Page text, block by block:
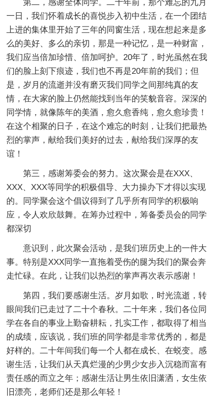
第二，感谢全体同学。二十年前，那个难忘的九月
一日，我们怀着成长的喜悦步入初中生活，在一个团结
上进的集体里开始了三年的同窗生活，现在想起来是多
么的美好、多么的亲切，那是一种记忆，是一种财富，
我们应当倍加珍惜、倍加呵护。20年了，时光虽然在我
们的脸上刻下痕迹，我们也不再是20年前的我们；但
是，岁月的流逝并没有磨灭我们同学之间那纯真的友
情，在大家的脸上仍然能找到当年的笑貌音容。深深的
同学情，就像陈年的美酒，愈久愈香纯，愈久愈珍贵！
在这个相聚的日子，在这个难忘的时刻，让我们把最热
烈的掌声，献给我们美好的过去，献给我们深厚的友
谊！
第三，感谢筹委会的努力。这次聚会是在XXX、
XXX、XXX等同学的积极倡导、大力操办下才得以实现
的。同学聚会这个倡议得到了几乎所有同学的积极响
应，令人欢欣鼓舞。在筹办过程中，筹备委员会的同学
都深切
意识到，此次聚会活动，是我们班历史上的一件大
事。特别是XXX同学一直拖着受伤的腿为我们的聚会奔
走忙碌。在此，让我们以热烈的掌声再次表示感谢！
第四，我们要感谢生活。岁月如歌，时光流逝，转
眼间我们已走过了二十个春秋。二十年来，我们各位同
学在各自的事业上勤奋耕耘，扎实工作，都取得了相当
的成绩，应该说，我们班的同学都是非常优秀的，都是
好样的。二十年间我们每一个人都在成长、在蜕变。感
谢生活，让我们从天真烂漫的少男少女步入沉稳而富有
责任感的而立之年；感谢生活让男生依旧潇洒，女生依
旧漂亮，老师们还是那么年轻！